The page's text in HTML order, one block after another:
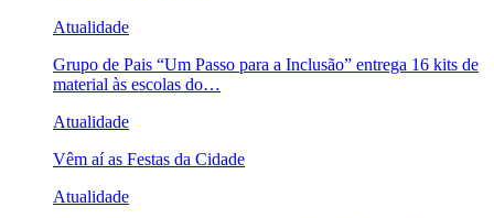
Atualidade
Grupo de Pais “Um Passo para a Inclusão” entrega 16 kits de
material às escolas do…
Atualidade
Vêm aí as Festas da Cidade
Atualidade